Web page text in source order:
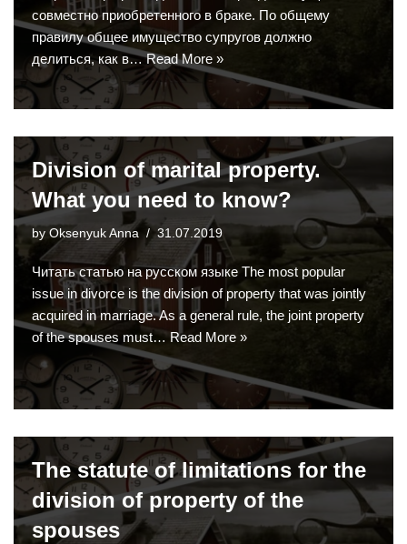
совместно приобретенного в браке. По общему
правилу общее имущество супругов должно
делиться, как в…Read More »
Division of marital property.
What you need to know?
by Oksenyuk Anna 31.07.2019
Читать статью на русском языке The most popular
issue in divorce is the division of property that was jointly
acquired in marriage. As a general rule, the joint property
of the spouses must…Read More »
The statute of limitations for the
division of property of the
spouses